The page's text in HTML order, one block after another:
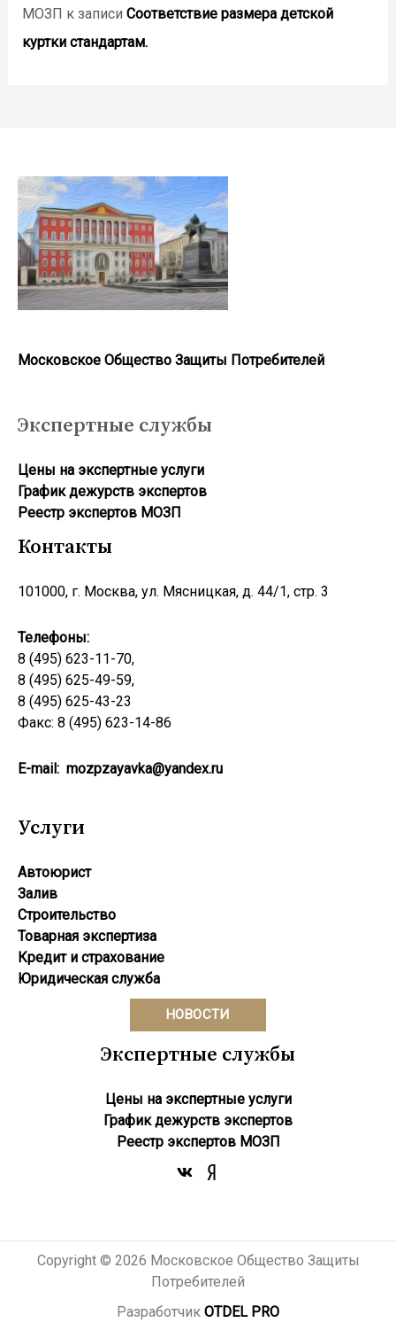
МОЗП к записи Соответствие размера детской
куртки стандартам.
Московское Общество Защиты Потребителей
Экспертные службы
Цены на экспертные услуги
График дежурств экспертов
Реестр экcпертов МОЗП
Контакты
101000, г. Москва, ул. Мясницкая, д. 44/1, стр. 3
Телефоны:
8 (495) 623-11-70,
8 (495) 625-49-59,
8 (495) 625-43-23
Факс: 8 (495) 623-14-86
E-mail: mozpzayavka@yandex.ru
Услуги
Автоюрист
Залив
Строительство
Товарная экспертиза
Кредит и страхование
Юридическая служба
НОВОСТИ
Экспертные службы
Цены на экспертные услуги
График дежурств экспертов
Реестр экcпертов МОЗП
Copyright © 2026 Московское Общество Защиты
Потребителей
Разработчик OTDEL PRO